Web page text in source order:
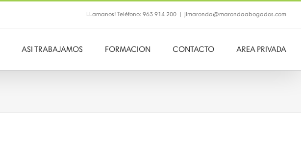
LLamanos! Teléfono: 963 914 200 jlmaronda@marondaabogados.com
ASI TRABAJAMOS FORMACION CONTACTO AREA PRIVADA